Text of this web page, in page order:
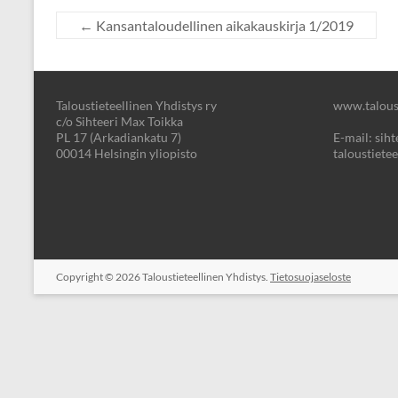
← Kansantaloudellinen aikakauskirja 1/2019
Taloustieteellinen Yhdistys ry
c/o Sihteeri Max Toikka
PL 17 (Arkadiankatu 7)
00014 Helsingin yliopisto
E-mail:
Copyright © 2026Taloustieteellinen Yhdistys. Tietosuojaseloste